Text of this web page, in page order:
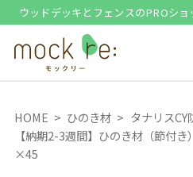
ウッドデッキとフェンスのPROシ
HOME ひのき材
タナリスCY
【納期2-3週間】ひのき材（節付
×45